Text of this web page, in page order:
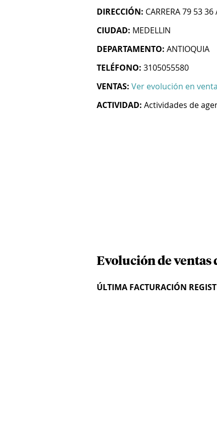
DIRECCIÓN: CARRERA 79 53 36
CIUDAD: MEDELLIN
DEPARTAMENTO: ANTIOQUIA
TELÉFONO: 3105055580
VENTAS: Ver evolución en
ACTIVIDAD: Actividades de
Evolución de ventas
ÚLTIMA FACTURACIÓN